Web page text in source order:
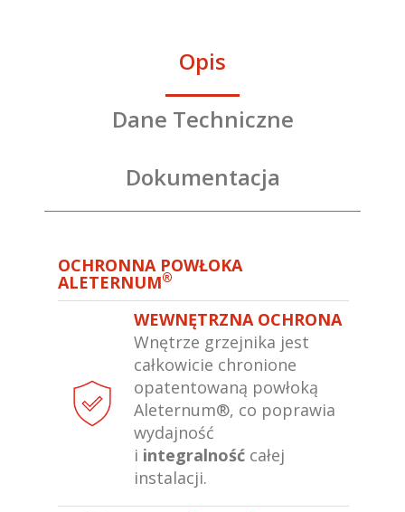
Opis
Dane Techniczne
Dokumentacja
OCHRONNA POWŁOKA
ALETERNUM®
WEWNĘTRZNA OCHRONA
Wnętrze grzejnika jest
całkowicie chronione
opatentowaną powłoką
Aleternum®, co poprawia
wydajność
i integralność całej
instalacji.